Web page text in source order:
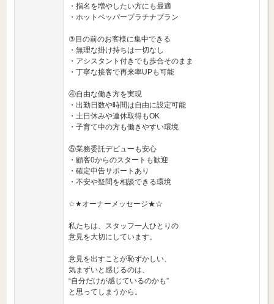
・指名を増やしたい方にも最適
・ホットペッパープラチナプラン
③目の前のお客様に集中できる
・無理な掛け持ちは一切なし
・アシスタント付きでも歩合そのまま
・丁寧な接客で再来率UPも可能
④自由な働き方を実現
・出勤日数や時間は自由に設定可能
・土日休みや連休取得もOK
・子育て中の方も働きやすい環境
⑤業務委託デビューも安心
・顧客0からのスタートも歓迎
・確定申告サポートあり
・不安や疑問を相談できる環境
☆★オーナーメッセージ★☆
私たちは、スタッフ一人ひとりの
意見を大切にしています。
意見を出すことが恥ずかしい、
気まずいと感じるのは、
“自分だけが感じているのかも”
と思ってしまうから。